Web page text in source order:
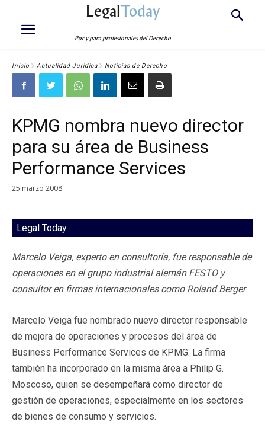
LegalToday
Por y para profesionales del Derecho
Inicio Actualidad Jurídica Noticias de Derecho
KPMG nombra nuevo director
para su área de Business
Performance Services
25 marzo 2008
Legal Today
Marcelo Veiga, experto en consultoría, fue responsable de
operaciones en el grupo industrial alemán FESTO y
consultor en firmas internacionales como Roland Berger
Marcelo Veiga fue nombrado nuevo director responsable
de mejora de operaciones y procesos del área de
Business Performance Services de KPMG. La firma
también ha incorporado en la misma área a Philip G.
Moscoso, quien se desempeñará como director de
gestión de operaciones, especialmente en los sectores
de bienes de consumo y servicios.